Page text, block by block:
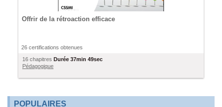
Offrir de la rétroaction efficace
26 certifications obtenues
16 chapitres Durée 37min 49sec
Pédagogique
POPULAIRES